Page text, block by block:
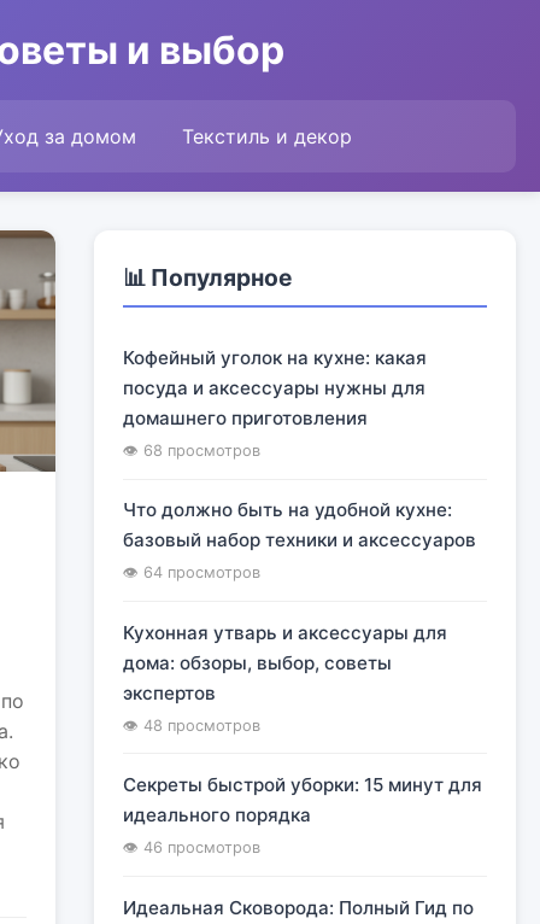
и выбор
за домом Текстиль и декор
📊 Популярное
Кофейный уголок на кухне: какая
посуда и аксессуары нужны для
домашнего приготовления
👁 68 просмотров
Что должно быть на удобной кухне:
базовый набор техники и аксессуаров
👁 64 просмотров
Кухонная утварь и аксессуары для
дома: обзоры, выбор, советы
экспертов
👁 48 просмотров
Секреты быстрой уборки: 15 минут для
идеального порядка
👁 46 просмотров
Идеальная Сковорода: Полный Гид по